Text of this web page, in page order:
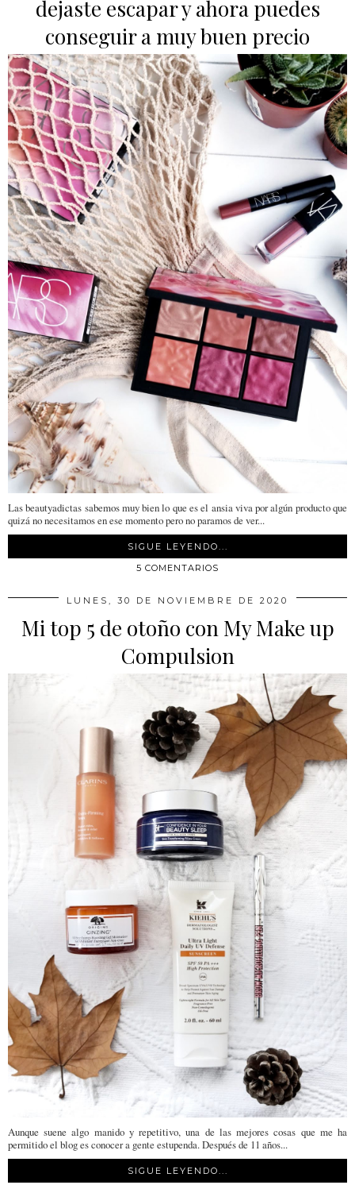
dejaste escapar y ahora puedes
conseguir a muy buen precio
Las beautyadictas sabemos muy bien lo que es el ansia viva por algún producto que
quizá no necesitamos en ese momento pero no paramos de ver...
SIGUE LEYENDO...
5 COMENTARIOS
LUNES, 30 DE NOVIEMBRE DE 2020
Mi top 5 de otoño con My Make up
Compulsion
Aunque suene algo manido y repetitivo, una de las mejores cosas que me ha
permitido el blog es conocer a gente estupenda. Después de 11 años...
SIGUE LEYENDO...